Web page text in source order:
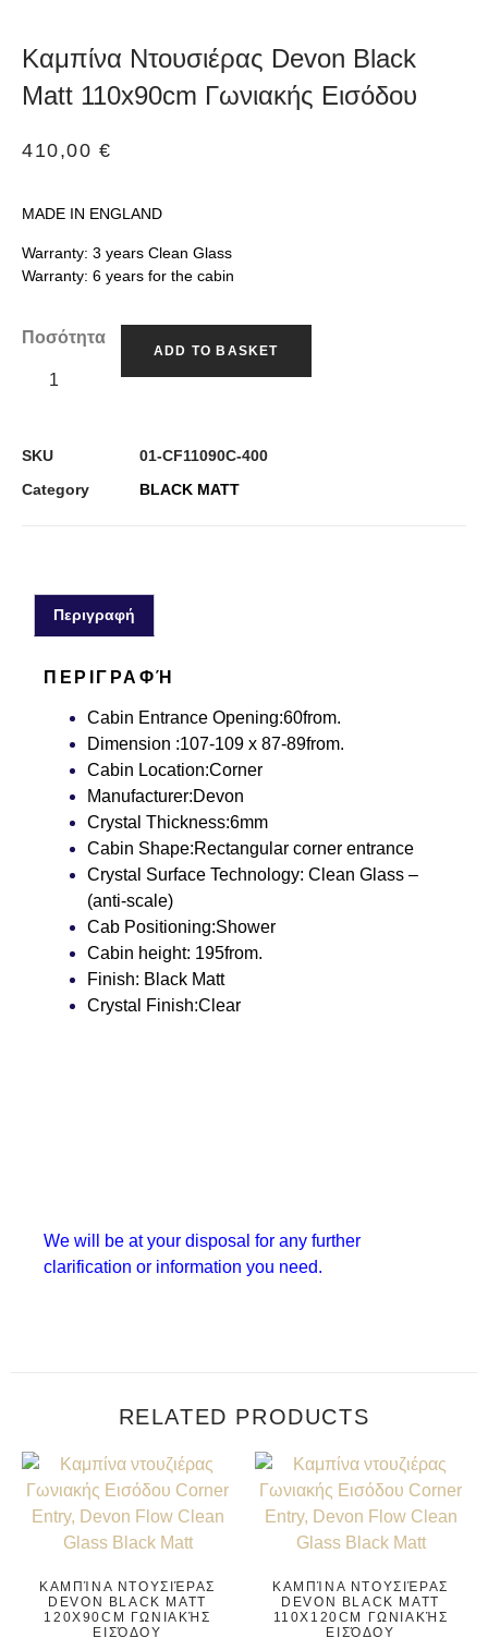
Καμπίνα Ντουσιέρας Devon Black
Matt 110x90cm Γωνιακής Εισόδου
410,00€
MADE IN ENGLAND
Warranty: 3 years Clean Glass
Warranty: 6 years for the cabin
Ποσότητα
ADD TO BASKET
SKU
01-CF11090C-400
Category
BLACK MATT
Περιγραφή
ΠΕΡΙΓΡΑΦΉ
Cabin Entrance Opening:60from.
Dimension :107-109 x 87-89from.
Cabin Location:Corner
Manufacturer:Devon
Crystal Thickness:6mm
Cabin Shape:Rectangular corner entrance
Crystal Surface Technology: Clean Glass –
(anti-scale)
Cab Positioning:Shower
Cabin height: 195from.
Finish: Black Matt
Crystal Finish:Clear
We will be at your disposal for any further
clarification or information you need.
RELATED PRODUCTS
ΚΑΜΠΊΝΑ ΝΤΟΥΣΙΈΡΑΣ
DEVON BLACK MATT
120X90CM ΓΩΝΙΑΚΉΣ
ΕΙΣΌΔΟΥ
ΚΑΜΠΊΝΑ ΝΤΟΥΣΙΈΡΑΣ
DEVON BLACK MATT
110X120CM ΓΩΝΙΑΚΉΣ
ΕΙΣΌΔΟΥ